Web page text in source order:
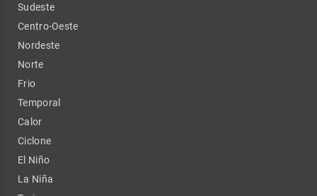
Sudeste
Centro-Oeste
Nordeste
Norte
Frio
Temporal
Calor
Ciclone
El Niño
La Niña